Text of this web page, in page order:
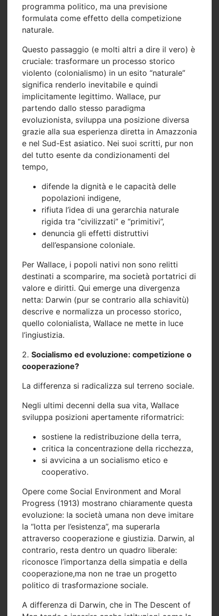
programma politico, ma una previsione
formulata come effetto della competizione
naturale.
Questo passaggio (e molti altri a dire il vero) è
cruciale: trasformare un processo storico
violento (colonialismo) in un esito “naturale”
significa renderlo inevitabile e quindi
implicitamente legittimo. Wallace, pur
partendo dallo stesso paradigma
evoluzionista, sviluppa una posizione diversa
grazie alla sua esperienza diretta in Amazzonia
e nel Sud-Est asiatico. Nei suoi scritti, pur non
del tutto esente da condizionamenti del
tempo,
difende la dignità e le capacità delle
popolazioni indigene,
rifiuta l’idea di una gerarchia naturale
rigida tra “civilizzati” e “primitivi”,
denuncia gli effetti distruttivi
dell’espansione coloniale.
Per Wallace, i popoli nativi non sono relitti
destinati a scomparire, ma società portatrici di
valore e diritti. Qui emerge una divergenza
netta: Darwin (pur se contrario alla schiavitù)
descrive e normalizza un processo storico,
quello colonialista, Wallace ne mette in luce
l’ingiustizia.
2. Socialismo ed evoluzione: competizione o
cooperazione?
La differenza si radicalizza sul terreno sociale.
Negli ultimi decenni della sua vita, Wallace
sviluppa posizioni apertamente riformatrici:
sostiene la redistribuzione della terra,
critica la concentrazione della ricchezza,
si avvicina a un socialismo etico e
cooperativo.
Opere come Social Environment and Moral
Progress (1913) mostrano chiaramente questa
evoluzione: la società umana non deve imitare
la “lotta per l’esistenza”, ma superarla
attraverso cooperazione e giustizia. Darwin, al
contrario, resta dentro un quadro liberale:
riconosce l’importanza della simpatia e della
cooperazione,ma non ne trae un progetto
politico di trasformazione sociale.
A differenza di Darwin, che in The Descent of